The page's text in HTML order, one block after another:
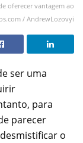
oferecer vantagem ao
/ AndrewLozovyi
ser uma
para
parecer
o